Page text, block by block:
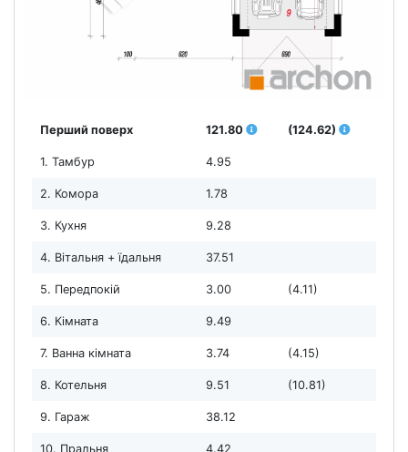
Перший поверх 121.80 (124.62)
1. Тамбур 4.95
2. Комора 1.78
3. Кухня 9.28
4. Вітальня + їдальня 37.51
5. Передпокій 3.00 (4.11)
6. Кімната 9.49
7. Ванна кімната 3.74 (4.15)
8. Котельня 9.51 (10.81)
9. Гараж 38.12
10. Пральня 4.42